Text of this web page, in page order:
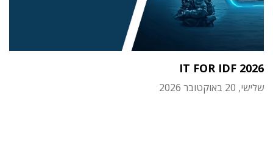
IT FOR IDF 2026
שלישי, 20 באוקטובר 2026